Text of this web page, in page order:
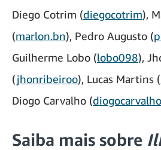
Diego Cotrim (diegocotrim),
(marlon.bn), Pedro Augusto (
Guilherme Lobo (lobo098),
(jhonribeiroo), Lucas Martins (
Diogo Carvalho (
Saiba mais sobre